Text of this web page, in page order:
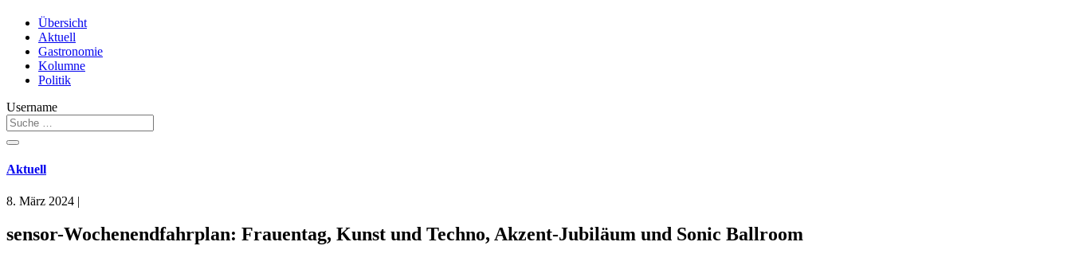
Übersicht
Aktuell
Gastronomie
Kolumne
Politik
Username
Aktuell
8. März 2024 |
sensor-Wochenendfahrplan: Frauentag, Kunst und Techno, Akzent-Jubiläum und Sonic Ballroom